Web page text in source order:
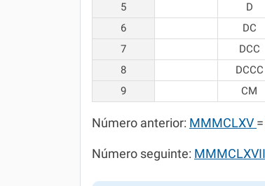
5
D
6
DC
7
DCC
8
DCCC
9
CM
Número anterior: MMMCLXV =
Número seguinte: MMMCLXVII